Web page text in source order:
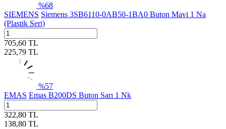
%68
SIEMENS Siemens 3SB6110-0AB50-1BA0 Buton Mavi 1 Na
(Plastik Seri)
705,60 TL
225,79 TL
%57
EMAS Emas B200DS Buton Sarı 1 Nk
322,80 TL
138,80 TL